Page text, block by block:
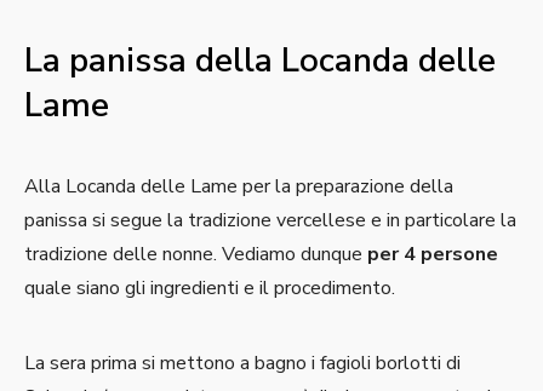
La panissa della Locanda delle
Lame
Alla Locanda delle Lame per la preparazione della
panissa si segue la tradizione vercellese e in particolare la
tradizione delle nonne. Vediamo dunque per 4 persone
quale siano gli ingredienti e il procedimento.
La sera prima si mettono a bagno i fagioli borlotti di